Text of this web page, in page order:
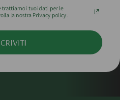
trattiamo i tuoi dati per le
la nostra Privacy policy.